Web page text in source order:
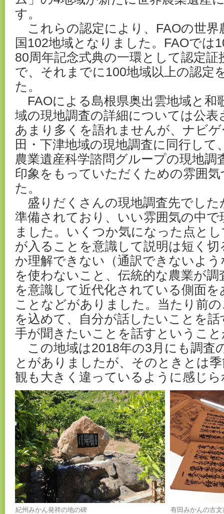
す。
これらの認定により、FAOの世界
国102地域となりました。FAOでは
80周年記念式典の一環として認定
で、それまでに100地域以上の認定
た。
FAOによる島根県奥出雲地域と和
域の現地調査の詳細については公
あまり多くを語れませんが、ナビ
田・下津地域の現地調査に同行して
農業遺産科学諮問グループの現地調
印象をもっていただくための雰囲
た。
盛りだくさんの現地調査先でした
準備されており、いい雰囲気の中
ました。いくつか気になった点と
が入ることを意識して説明は短く
か理解できない（通訳できないよ
を使わないこと、伝統的な農業が
を意識して近代化されている側面
ことなどがありました。当たり前
を込めて、自分が話したいことを
手が聞きたいことを話すというこ
この地域は2018年の3月にも調査
とがありましたが、そのときとは
観も大きく違っているように感じ
紀州みかん発祥の地の碑 有田みかんの古文